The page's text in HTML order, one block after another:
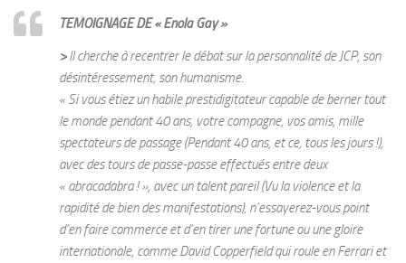
TEMOIGNAGE DE « Enola Gay »
>Il cherche à recentrer le débat sur la personnalité de JCP, son
désintéressement, son humanisme.
« Si vous étiez un habile prestidigitateur capable de berner tout
le monde pendant 40 ans, votre compagne, vos amis, mille
spectateurs de passage (Pendant 40 ans, et ce, tous les jours !),
avec des tours de passe-passe effectués entre deux
« abracadabra ! », avec un talent pareil (Vu la violence et la
rapidité de bien des manifestations), n’essayerez-vous point
d’en faire commerce et d’en tirer une fortune ou une gloire
internationale, comme David Copperfield qui roule en Ferrari et